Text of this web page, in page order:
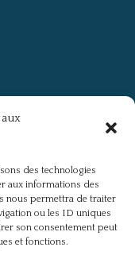
des technologies
aux informations des
nous permettra de traiter
ou les ID uniques
son consentement peut
et fonctions.
(750)